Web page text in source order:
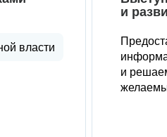
власти
и
и